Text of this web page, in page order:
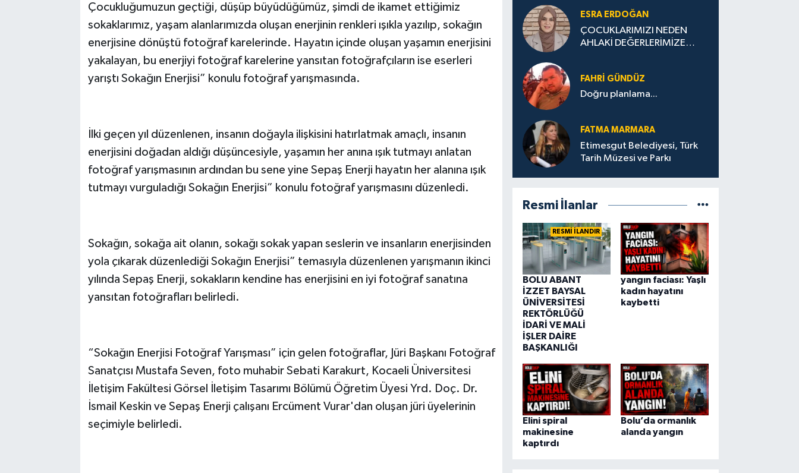
Çocukluğumuzun geçtiği, düşüp büyüdüğümüz, şimdi de ikamet ettiğimiz
sokaklarımız, yaşam alanlarımızda oluşan enerjinin renkleri ışıkla yazılıp, sokağın
enerjisine dönüştü fotoğraf karelerinde. Hayatın içinde oluşan yaşamın enerjisini
yakalayan, bu enerjiyi fotoğraf karelerine yansıtan fotoğrafçıların ise eserleri
yarıştı Sokağın Enerjisi” konulu fotoğraf yarışmasında.
İlki geçen yıl düzenlenen, insanın doğayla ilişkisini hatırlatmak amaçlı, insanın
enerjisini doğadan aldığı düşüncesiyle, yaşamın her anına ışık tutmayı anlatan
fotoğraf yarışmasının ardından bu sene yine Sepaş Enerji hayatın her alanına ışık
tutmayı vurguladığı Sokağın Enerjisi” konulu fotoğraf yarışmasını düzenledi.
Sokağın, sokağa ait olanın, sokağı sokak yapan seslerin ve insanların enerjisinden
yola çıkarak düzenlediği Sokağın Enerjisi” temasıyla düzenlenen yarışmanın ikinci
yılında Sepaş Enerji, sokakların kendine has enerjisini en iyi fotoğraf sanatına
yansıtan fotoğrafları belirledi.
“Sokağın Enerjisi Fotoğraf Yarışması” için gelen fotoğraflar, Jüri Başkanı Fotoğraf
Sanatçısı Mustafa Seven, foto muhabir Sebati Karakurt, Kocaeli Üniversitesi
İletişim Fakültesi Görsel İletişim Tasarımı Bölümü Öğretim Üyesi Yrd. Doç. Dr.
İsmail Keskin ve Sepaş Enerji çalışanı Ercüment Vurar'dan oluşan jüri üyelerinin
seçimiyle belirledi.
ESRA ERDOĞAN
ÇOCUKLARIMIZI NEDEN
AHLAKİ DEĞERLERİMİZE
FAHRI GÜNDÜZ
Doğru planlama...
FATMA MARMARA
Etimesgut Belediyesi, Türk
Tarih Müzesi ve Parkı
Resmi İlanlar
RESMİ İLANDIR
BOLU ABANT
İZZET BAYSAL
ÜNİVERSİTESİ
REKTÖRLÜĞÜ
İDARİ VE MALİ
İŞLER DAİRE
BAŞKANLIĞI
yangın faciası: Yaşlı
kadın hayatını
kaybetti
Elini spiral
makinesine
kaptırdı
Bolu’da ormanlık
alanda yangın